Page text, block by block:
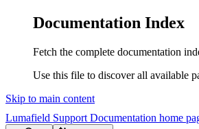
Documentation Index
Fetch the complete documentation
Use this file to discover all available
Skip to main content
Lumafield Support Documentation home